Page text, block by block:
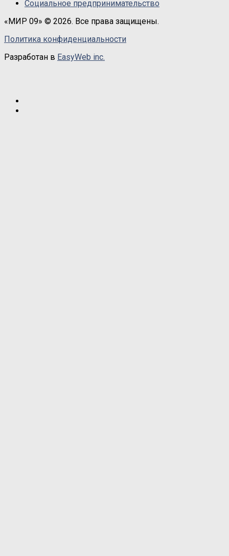
Социальное предпринимательство
«МИР 09» © 2026. Все права защищены.
Политика конфиденциальности
Разработан в EasyWeb inc.